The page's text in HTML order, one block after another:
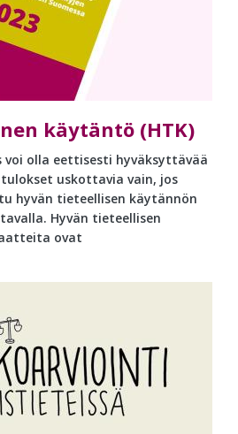
käytäntö (HTK)
olla eettisesti hyväksyttävää
uskottavia vain, jos
hyvän tieteellisen käytännön
Hyvän tieteellisen
ovat